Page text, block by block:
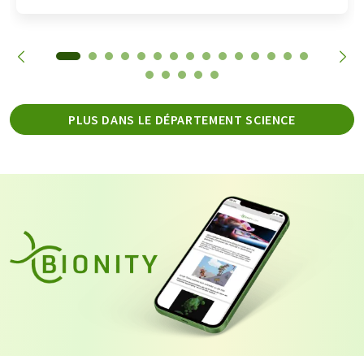
PLUS DANS LE DÉPARTEMENT SCIENCE